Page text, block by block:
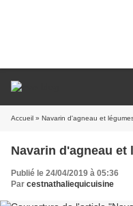
Accueil » Navarin d'agneau et
Navarin d'agneau
Publié le 24/04/2019 à 05:36
Par cestnathaliequicuisine